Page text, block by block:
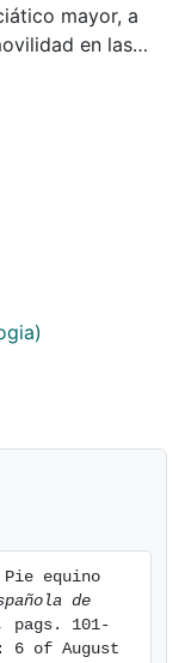
mayor, a
en las
veces,
de la consulta
en el pie afecto
un
inestable,
Pie equino
de
pags. 101-
6 of August